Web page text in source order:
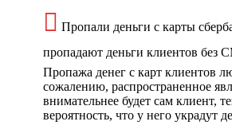
Пропали деньги с карты
пропадают деньги клиентов без
Пропажа денег с карт клиентов
сожалению, распространенное
внимательнее будет сам клиент,
вероятность, что у него украдут